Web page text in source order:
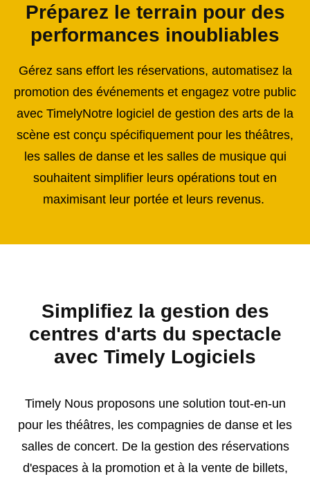
Préparez le terrain pour des
performances inoubliables
Gérez sans effort les réservations, automatisez la
promotion des événements et engagez votre public
avec TimelyNotre logiciel de gestion des arts de la
scène est conçu spécifiquement pour les théâtres,
les salles de danse et les salles de musique qui
souhaitent simplifier leurs opérations tout en
maximisant leur portée et leurs revenus.
Simplifiez la gestion des
centres d'arts du spectacle
avec Timely Logiciels
Timely Nous proposons une solution tout-en-un
pour les théâtres, les compagnies de danse et les
salles de concert. De la gestion des réservations
d'espaces à la promotion et à la vente de billets,